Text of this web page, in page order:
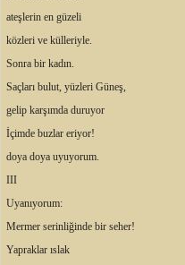
ateşlerin en güzeli
közleri ve külleriyle.
Sonra bir kadın.
Saçları bulut, yüzleri Güneş,
gelip karşımda duruyor
İçimde buzlar eriyor!
doya doya uyuyorum.
III
Uyanıyorum:
Mermer serinliğinde bir seher!
Yapraklar ıslak